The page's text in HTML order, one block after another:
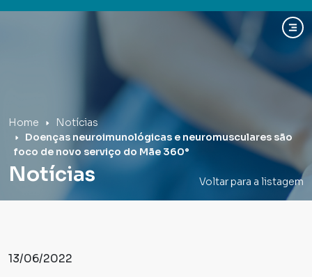
Home
Notícias
Doenças neuroimunológicas e neuromusculares são
foco de novo serviço do Mãe 360°
Notícias Voltar para a listagem
13/06/2022